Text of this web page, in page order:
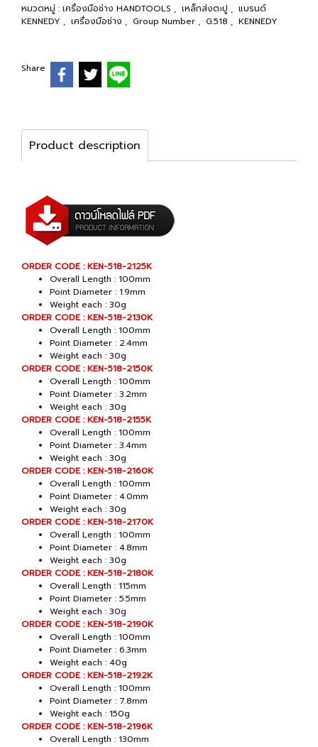
หมวดหมู่ : เครื่องมือช่าง HANDTOOLS , เหล็กส่งตะปู , แบรนด์
KENNEDY , เครื่องมือช่าง , Group Number , G.518 , KENNEDY
Share
Product description
ORDER CODE : KEN-518-2125K
Overall Length : 100mm
Point Diameter : 1.9mm
Weight each : 30g
ORDER CODE : KEN-518-2130K
Overall Length : 100mm
Point Diameter : 2.4mm
Weight each : 30g
ORDER CODE : KEN-518-2150K
Overall Length : 100mm
Point Diameter : 3.2mm
Weight each : 30g
ORDER CODE : KEN-518-2155K
Overall Length : 100mm
Point Diameter : 3.4mm
Weight each : 30g
ORDER CODE : KEN-518-2160K
Overall Length : 100mm
Point Diameter : 4.0mm
Weight each : 30g
ORDER CODE : KEN-518-2170K
Overall Length : 100mm
Point Diameter : 4.8mm
Weight each : 30g
ORDER CODE : KEN-518-2180K
Overall Length : 115mm
Point Diameter : 5.5mm
Weight each : 30g
ORDER CODE : KEN-518-2190K
Overall Length : 100mm
Point Diameter : 6.3mm
Weight each : 40g
ORDER CODE : KEN-518-2192K
Overall Length : 100mm
Point Diameter : 7.8mm
Weight each : 150g
ORDER CODE : KEN-518-2196K
Overall Length : 130mm